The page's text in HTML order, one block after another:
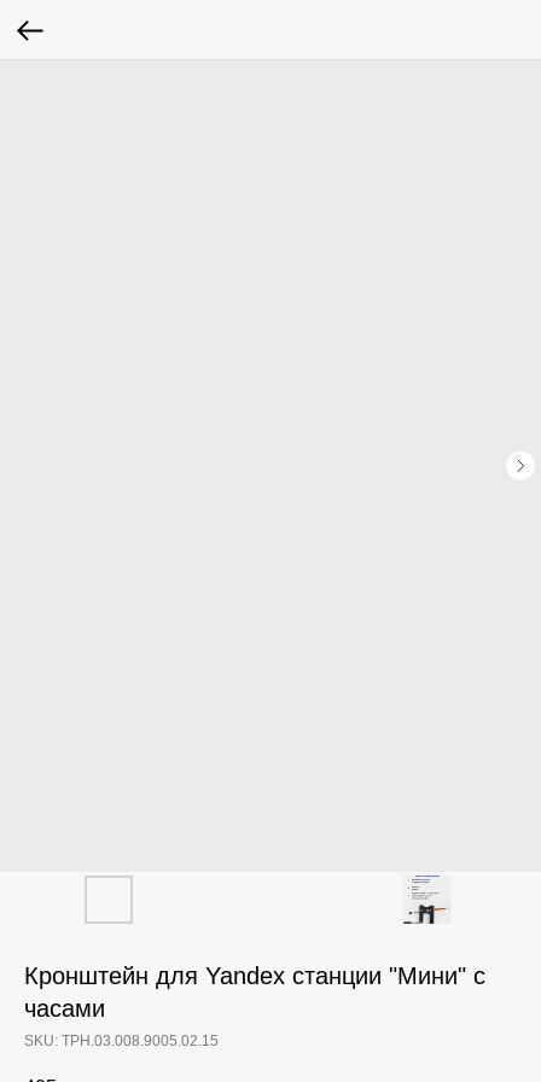
Кронштейн для Yandex станции "Мини" с
часами
SKU: ТРН.03.008.9005.02.15